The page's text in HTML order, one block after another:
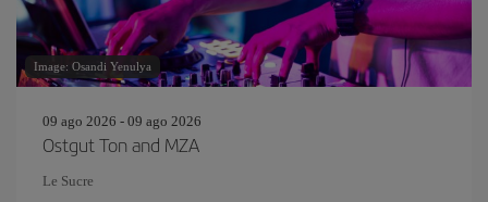
Image: Osandi Yenulya
09 ago 2026 - 09 ago 2026
Ostgut Ton and MZA
Le Sucre